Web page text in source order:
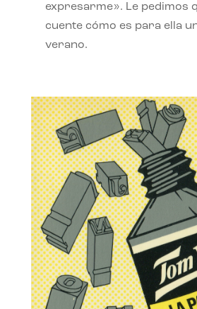
expresarme». Le pedimos
cuente cómo es para ella
verano.